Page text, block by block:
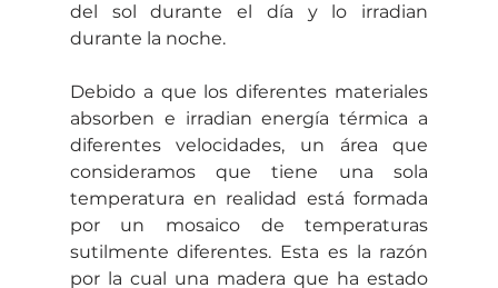
del sol durante el día y lo irradian
durante la noche.
Debido a que los diferentes materiales
absorben e irradian energía térmica a
diferentes velocidades, un área que
consideramos que tiene una sola
temperatura en realidad está formada
por un mosaico de temperaturas
sutilmente diferentes. Esta es la razón
por la cual una madera que ha estado